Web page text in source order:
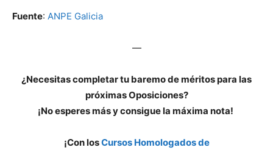
Fuente: ANPE Galicia
—
¿Necesitas completar tu baremo de méritos para las
próximas Oposiciones?
¡No esperes más y consigue la máxima nota!
¡Con losCursos Homologados de